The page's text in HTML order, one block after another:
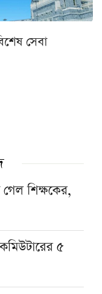
সেবা
গেল শিক্ষকের,
৫